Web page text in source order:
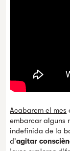
Acabarem el mes
embarcar alguns
indefinida de la
d'agitar